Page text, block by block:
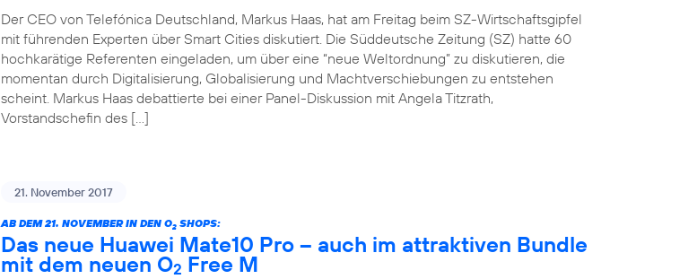
Der CEO von Telefónica Deutschland, Markus Haas, hat am Freitag beim SZ-Wirtschaftsgipfel
mit führenden Experten über Smart Cities diskutiert. Die Süddeutsche Zeitung (SZ) hatte 60
hochkarätige Referenten eingeladen, um über eine “neue Weltordnung” zu diskutieren, die
momentan durch Digitalisierung, Globalisierung und Machtverschiebungen zu entstehen
scheint. Markus Haas debattierte bei einer Panel-Diskussion mit Angela Titzrath,
Vorstandschefin des […]
21. November 2017
AB DEM 21. NOVEMBER IN DEN O2 SHOPS:
Das neue Huawei Mate10 Pro – auch im attraktiven Bundle
mit dem neuen O2 Free M